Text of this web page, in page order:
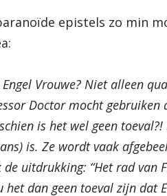
epistels zo min
Vrouwe? Niet alleen
Doctor mocht
is het wel geen
is. Ze wordt vaak
uitdrukking: “Het rad van
dan geen toeval zijn dat